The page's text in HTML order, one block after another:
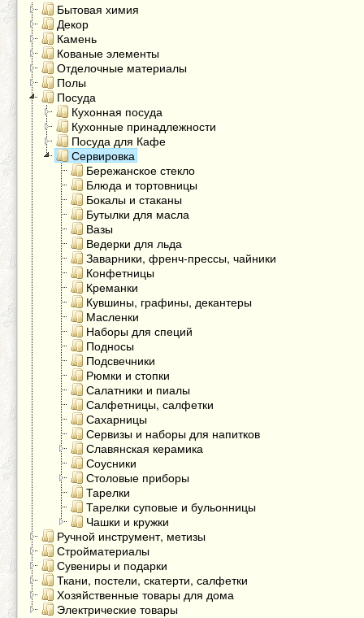
Бытовая химия
Декор
Камень
Кованые элементы
Отделочные материалы
Полы
Посуда
Кухонная посуда
Кухонные принадлежности
Посуда для Кафе
Сервировка
Бережанское стекло
Блюда и тортовницы
Бокалы и стаканы
Бутылки для масла
Вазы
Ведерки для льда
Заварники, френч-прессы, чайники
Конфетницы
Креманки
Кувшины, графины, декантеры
Масленки
Наборы для специй
Подносы
Подсвечники
Рюмки и стопки
Салатники и пиалы
Салфетницы, салфетки
Сахарницы
Сервизы и наборы для напитков
Славянская керамика
Соусники
Столовые приборы
Тарелки
Тарелки суповые и бульонницы
Чашки и кружки
Ручной инструмент, метизы
Стройматериалы
Сувениры и подарки
Ткани, постели, скатерти, салфетки
Хозяйственные товары для дома
Электрические товары